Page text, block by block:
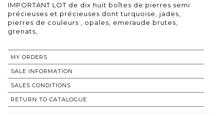
IMPORTANT LOT de dix huit boîtes de pierres semi
précieuses et précieuses dont turquoise, jades,
pierres de couleurs , opales, emeraude brutes,
grenats,
MY ORDERS
SALE INFORMATION
SALES CONDITIONS
RETURN TO CATALOGUE